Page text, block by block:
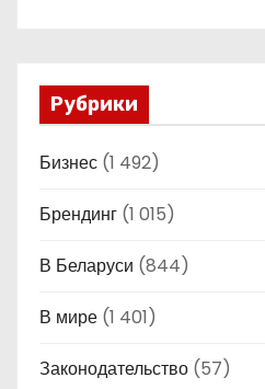
Рубрики
Бизнес (1 492)
Брендинг (1 015)
В Беларуси (844)
В мире (1 401)
Законодательство (57)